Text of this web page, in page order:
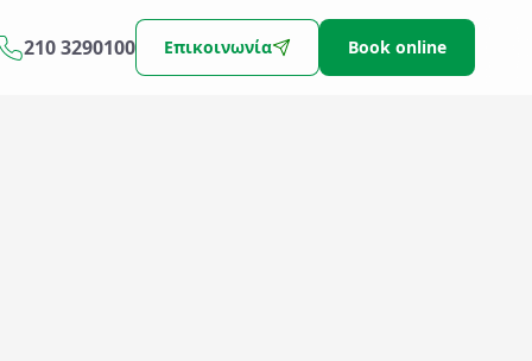
210 3290100 Επικοινωνία Book online